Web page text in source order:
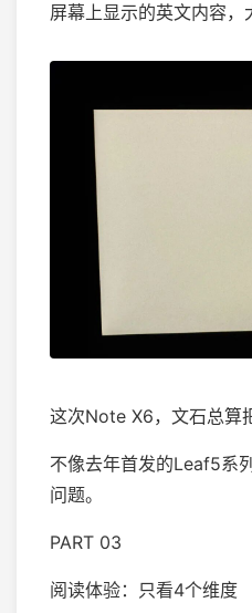
屏幕上显示的英文内容，
这次Note X6，文石总算
不像去年首发的Leaf5系
问题。
PART 03
阅读体验：只看4个维度